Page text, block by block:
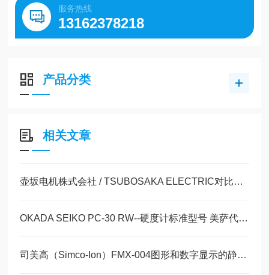
服务热线
13162378218
产品分类
相关文章
壶坂电机株式会社 / TSUBOSAKA ELECTRIC对比度仪CT-1半导体前端制程
OKADA SEIKO PC-30 RW--硬度计标准型号 美萨代理系列
司美高（Simco-Ion）FMX-004图形和数字显示的静电场测试仪现货30台